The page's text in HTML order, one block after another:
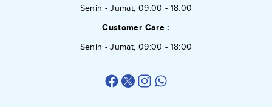
Senin - Jumat, 09:00 - 18:00
Customer Care :
Senin - Jumat, 09:00 - 18:00